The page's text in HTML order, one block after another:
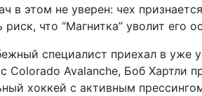
в этом не уверен: чех
что “Магнитка” уволит его
специалист приехал в уже
Colorado Avalanche, Боб Хартли
хоккей с активным